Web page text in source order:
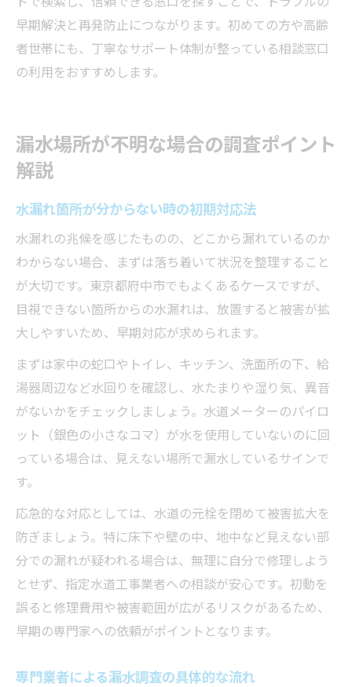
早期解決と再発防止につながります。初めての方や高齢
者世帯にも、丁寧なサポート体制が整っている相談窓口
の利用をおすすめします。
漏水場所が不明な場合の調査ポイント
解説
水漏れ箇所が分からない時の初期対応法
水漏れの兆候を感じたものの、どこから漏れているのか
わからない場合、まずは落ち着いて状況を整理すること
が大切です。東京都府中市でもよくあるケースですが、
目視できない箇所からの水漏れは、放置すると被害が拡
大しやすいため、早期対応が求められます。
まずは家中の蛇口やトイレ、キッチン、洗面所の下、給
湯器周辺など水回りを確認し、水たまりや湿り気、異音
がないかをチェックしましょう。水道メーターのパイロ
ット（銀色の小さなコマ）が水を使用していないのに回
っている場合は、見えない場所で漏水しているサインで
す。
応急的な対応としては、水道の元栓を閉めて被害拡大を
防ぎましょう。特に床下や壁の中、地中など見えない部
分での漏れが疑われる場合は、無理に自分で修理しよう
とせず、指定水道工事業者への相談が安心です。初動を
誤ると修理費用や被害範囲が広がるリスクがあるため、
早期の専門家への依頼がポイントとなります。
専門業者による漏水調査の具体的な流れ